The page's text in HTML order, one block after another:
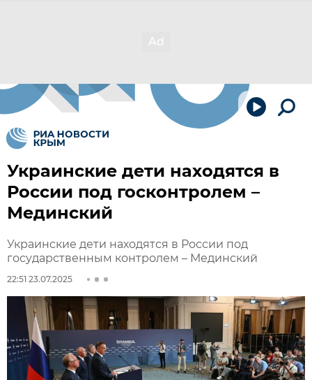
Украинские дети находятся в
России под госконтролем –
Мединский
Украинские дети находятся в России под
государственным контролем – Мединский
22:51 23.07.2025